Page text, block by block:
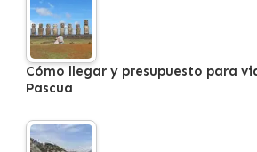
Cómo llegar y presupuesto para
Pascua